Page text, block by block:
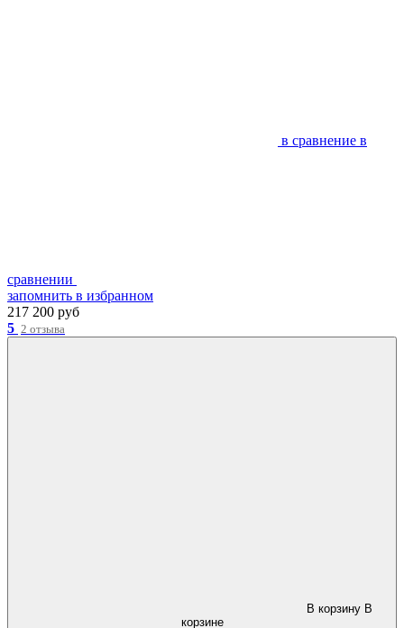
в сравнение в
сравнении
запомнить в избранном
217 200 руб
5 2 отзыва
В корзину В
корзине